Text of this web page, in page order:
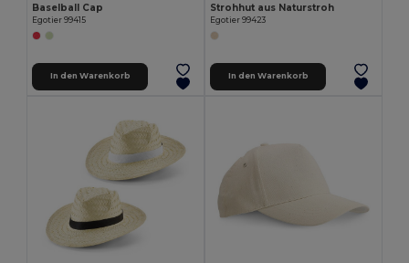
Baselball Cap
Egotier 99415
In den Warenkorb
Strohhut aus Naturstroh
Egotier 99423
In den Warenkorb